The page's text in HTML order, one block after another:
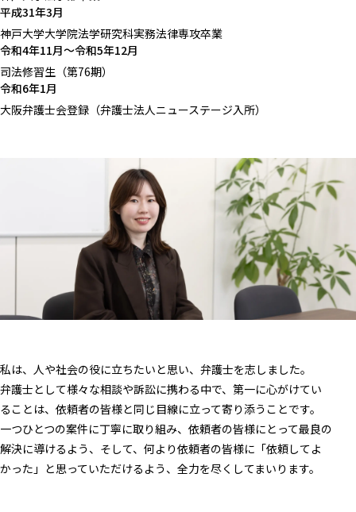
平成31年3月
神戸大学大学院法学研究科実務法律専攻卒業
令和4年11月〜令和5年12月
司法修習生（第76期）
令和6年1月
大阪弁護士会登録（弁護士法人ニューステージ入所）
私は、人や社会の役に立ちたいと思い、弁護士を志しました。
弁護士として様々な相談や訴訟に携わる中で、第一に心がけてい
ることは、依頼者の皆様と同じ目線に立って寄り添うことです。
一つひとつの案件に丁寧に取り組み、依頼者の皆様にとって最良の
解決に導けるよう、そして、何より依頼者の皆様に「依頼してよ
かった」と思っていただけるよう、全力を尽くしてまいります。